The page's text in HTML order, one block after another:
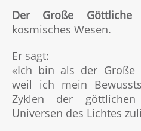
Der Große Göttliche
kosmisches Wesen.
Er sagt:
«Ich bin als der Große
weil ich mein
Zyklen der
Universen des Lichtes